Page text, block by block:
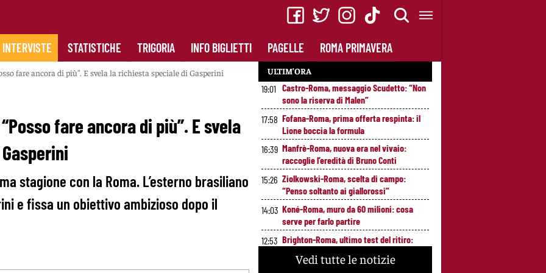
INTERVISTE STATISTICHE TRIGORIA INFO BIGLIETTI PAGELLE ROMA PRIMAVERA
fare ancora di più”. E svela la richiesta speciale di Gasperini
fare ancora di più”. E svela
stagione con la Roma. L’esterno brasiliano
e fissa un obiettivo ambizioso dopo il
ULTIM’ORA
19:01 Castro-Roma, messaggio Scudetto: “Non
sono la riserva di Malen”
17:58 Fofana-Roma, prima offerta respinta: il
Lione boccia la formula
16:39 Manfrè-Roma, nuova era nel vivaio:
raccoglie l’eredità di Bruno Conti
15:26 Ziolkowski-Roma, scelta di campo:
“Penso soltanto ai giallorossi”
14:03 Koné-Roma, muro da 60 milioni: cosa
serve per farlo partire
12:53 Brighton-Roma, ultimo test del ritiro:
Vedi tutte le notizie